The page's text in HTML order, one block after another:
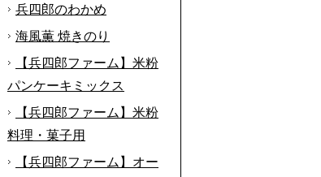
兵四郎のわかめ
海風薫 焼きのり
【兵四郎ファーム】米粉
パンケーキミックス
【兵四郎ファーム】米粉
料理・菓子用
【兵四郎ファーム】オー